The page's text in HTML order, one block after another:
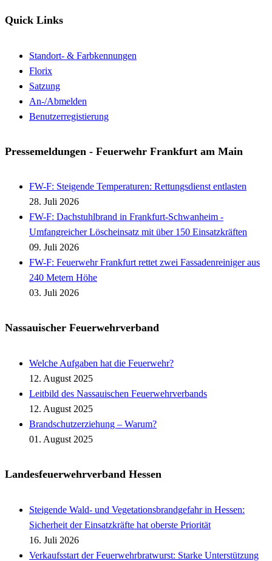
Quick Links
Standort- & Farbkennungen
Florix
Satzung
An-/Abmelden
Benutzerregistierung
Pressemeldungen - Feuerwehr Frankfurt am Main
FW-F: Steigende Temperaturen: Rettungsdienst entlasten
28. Juli 2026
FW-F: Dachstuhlbrand in Frankfurt-Schwanheim -
Umfangreicher Löscheinsatz mit über 150 Einsatzkräften
09. Juli 2026
FW-F: Feuerwehr Frankfurt rettet zwei Fassadenreiniger aus
240 Metern Höhe
03. Juli 2026
Nassauischer Feuerwehrverband
Welche Aufgaben hat die Feuerwehr?
12. August 2025
Leitbild des Nassauischen Feuerwehrverbands
12. August 2025
Brandschutzerziehung – Warum?
01. August 2025
Landesfeuerwehrverband Hessen
Steigende Wald- und Vegetationsbrandgefahr in Hessen:
Sicherheit der Einsatzkräfte hat oberste Priorität
16. Juli 2026
Verkaufsstart der Feuerwehrbratwurst: Starke Unterstützung